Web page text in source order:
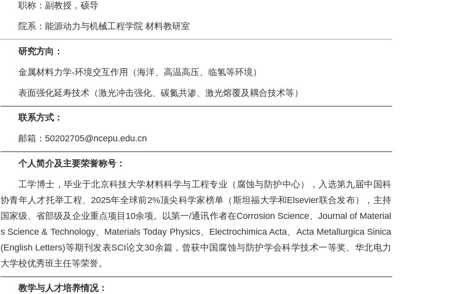
职称：副教授，硕导
院系：能源动力与机械工程学院 材料教研室
研究方向：
金属材料力学-环境交互作用（海洋、高温高压、临氢等环境）
表面强化延寿技术（激光冲击强化、碳氮共渗、激光熔覆及耦合技术等）
联系方式：
邮箱： 50202705@ncepu.edu.cn
个人简介及主要荣誉称号：
工学博士，毕业于北京科技大学材料科学与工程专业（腐蚀与防护中心），入选第九届中国科
协青年人才托举工程、2025年全球前2%顶尖科学家榜单（斯坦福大学和Elsevier联合发布），主持
国家级、省部级及企业重点项目10余项。以第一/通讯作者在Corrosion Science、Journal of Material
s Science & Technology、‌Materials Today Physics‌、Electrochimica Acta、Acta Metallurgica Sinica
(English Letters)等期刊发表SCI论文30余篇，曾获中国腐蚀与防护学会科学技术一等奖、华北电力
大学校优秀班主任等荣誉。
教学与人才培养情况：